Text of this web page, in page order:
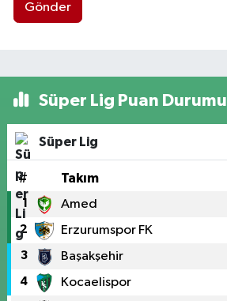
Gönder
Süper Lig Puan Durumu
Süper Lig
# Takım
1 Amed
2 Erzurumspor FK
3 Başakşehir
4 Kocaelispor